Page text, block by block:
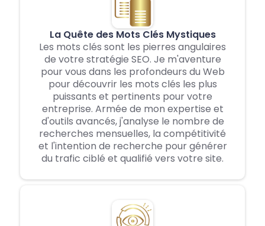
La Quête des Mots Clés Mystiques
Les mots clés sont les pierres angulaires
de votre stratégie SEO. Je m'aventure
pour vous dans les profondeurs du Web
pour découvrir les mots clés les plus
puissants et pertinents pour votre
entreprise. Armée de mon expertise et
d'outils avancés, j'analyse le nombre de
recherches mensuelles, la compétitivité
et l'intention de recherche pour générer
du trafic ciblé et qualifié vers votre site.